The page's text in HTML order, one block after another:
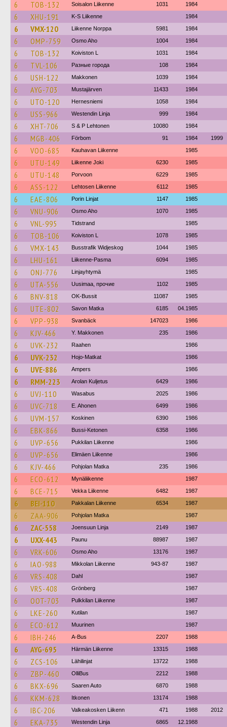
6 TOB-132 Soisalon Liikenne 1031 1984
6 XHU-191 K-S Liikenne 1984
6 VMX-120 Liikenne Norppa 5981 1984
6 OMP-759 Osmo Aho 1004 1984
6 TOB-132 Koiviston L 1031 1984
6 TVL-106 Разные города 108 1984
6 USH-122 Makkonen 1039 1984
6 AYG-703 Mustajärven 11433 1984
6 UTO-120 Hernesniemi 1058 1984
6 USS-966 Westendin Linja 999 1984
6 XHT-706 S & P Lehtonen 10080 1984
6 MGB-406 Förbom 91 1984 1999
6 VOO-685 Kauhavan Liikenne 1985
6 UTU-149 Liikenne Joki 6230 1985
6 UTU-148 Porvoon 6229 1985
6 ASS-122 Lehtosen Liikenne 6112 1985
6 EAE-806 Porin Linjat 1147 1985
6 VNU-906 Osmo Aho 1070 1985
6 VNL-995 Tidstrand 1985
6 TOB-106 Koiviston L 1078 1985
6 VMX-143 Busstrafik Widjeskog 1044 1985
6 LHU-161 Liikenne-Pasma 6094 1985
6 ONJ-776 Linjayhtymä 1985
6 UTA-556 Uusimaa, прочие 1102 1985
6 BNV-818 OK-Bussit 11087 1985
6 UTE-802 Savon Matka 6185 04.1985
6 VPP-938 Svanbäck 147023 1986
6 KJV-466 Y. Makkonen 235 1986
6 UVK-232 Raahen 1986
6 UVK-232 Hojo-Matkat 1986
6 UVE-886 Ampers 1986
6 RMM-223 Arolan Kuljetus 6429 1986
6 UVJ-110 Wasabus 2025 1986
6 UVC-718 E. Ahonen 6499 1986
6 UVM-157 Koskinen 6390 1986
6 EBK-866 Bussi-Ketonen 6358 1986
6 UVP-656 Pukkilan Liikenne 1986
6 UVP-656 Elimäen Liikenne 1986
6 KJV-466 Pohjolan Matka 235 1986
6 ECO-612 Mynäliikenne 1987
6 BCE-715 Vekka Liikenne 6482 1987
6 BEI-110 Pakkalan Liikenne 6534 1987
6 ZAA-906 Pohjolan Matka 1987
6 ZAC-558 Joensuun Linja 2149 1987
6 UXX-443 Paunu 88987 1987
6 VRK-606 Osmo Aho 13176 1987
6 IAO-988 Mikkolan Liikenne 943-87 1987
6 VRS-408 Dahl 1987
6 VRS-408 Grönberg 1987
6 OOT-703 Pulkkilan Liikenne 1987
6 LKE-260 Kutilan 1987
6 ECO-612 Muurinen 1987
6 IBH-246 A-Bus 2207 1988
6 AYG-695 Härmän Liikenne 13315 1988
6 ZCS-106 Lähilinjat 13722 1988
6 ZBP-460 OlliBus 2212 1988
6 BKX-696 Saaren Auto 6870 1988
6 KKM-628 Itkonen 13174 1988
6 IBC-206 Valkeakosken Liikenn 471 1988 2012
6 EKA-735 Westendin Linja 6865 12.1988